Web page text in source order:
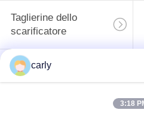
Taglierine dello
scarificatore
Scarificatori, pozzi e
spazzatori
carly
3:18